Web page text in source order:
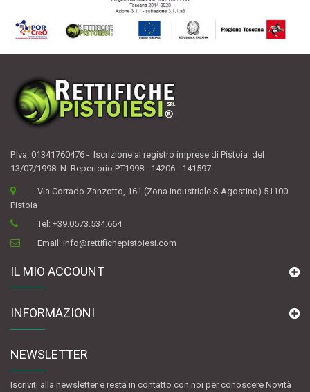
P.Iva: 01341760476 - Iscrizione al registro imprese di Pistoia del
13/07/1998 N. Repertorio PT1998 - 14206 - 141597
Via Corrado Zanzotto, 161 (Zona industriale S.Agostino) 51100
Pistoia
Tel:+39.0573.534.664
Email:info@rettifichepistoiesi.com
IL MIO ACCOUNT
INFORMAZIONI
NEWSLETTER
Iscriviti alla newsletter e resta in contatto con noi per conoscere Novità